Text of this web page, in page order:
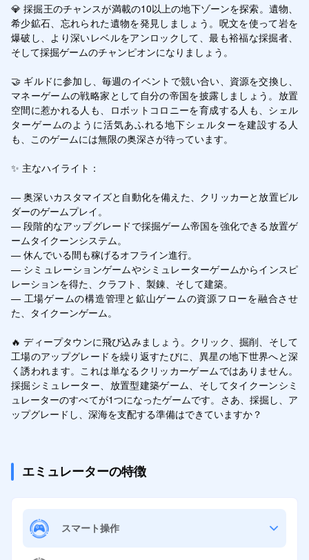
💎 採掘王のチャンスが満載の10以上の地下ゾーンを探索。遺物、
希少鉱石、忘れられた遺物を発見しましょう。呪文を使って岩を
爆破し、より深いレベルをアンロックして、最も裕福な採掘者、
そして採掘ゲームのチャンピオンになりましょう。
🤝 ギルドに参加し、毎週のイベントで競い合い、資源を交換し、
マネーゲームの戦略家として自分の帝国を披露しましょう。放置
空間に惹かれる人も、ロボットコロニーを育成する人も、シェル
ターゲームのように活気あふれる地下シェルターを建設する人
も、このゲームには無限の奥深さが待っています。
✨ 主なハイライト：
— 奥深いカスタマイズと自動化を備えた、クリッカーと放置ビル
ダーのゲームプレイ。
— 段階的なアップグレードで採掘ゲーム帝国を強化できる放置ゲ
ームタイクーンシステム。
— 休んでいる間も稼げるオフライン進行。
— シミュレーションゲームやシミュレーターゲームからインスピ
レーションを得た、クラフト、製錬、そして建築。
— 工場ゲームの構造管理と鉱山ゲームの資源フローを融合させ
た、タイクーンゲーム。
🔥 ディープタウンに飛び込みましょう。クリック、掘削、そして
工場のアップグレードを繰り返すたびに、異星の地下世界へと深
く誘われます。これは単なるクリッカーゲームではありません。
採掘シミュレーター、放置型建築ゲーム、そしてタイクーンシミ
ュレーターのすべてが1つになったゲームです。さあ、採掘し、ア
ップグレードし、深海を支配する準備はできていますか？
エミュレーターの特徴
スマート操作